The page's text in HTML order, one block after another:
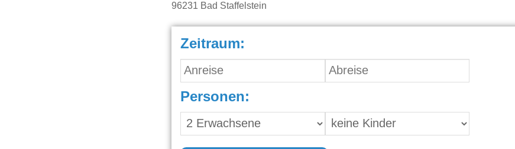
96231 Bad Staffelstein
Zeitraum:
Personen: